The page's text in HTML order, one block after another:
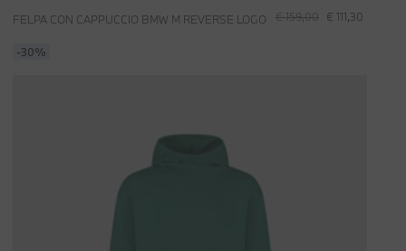
€ 159,00 € 111,30
FELPA CON CAPPUCCIO BMW M REVERSE LOGO
-30%